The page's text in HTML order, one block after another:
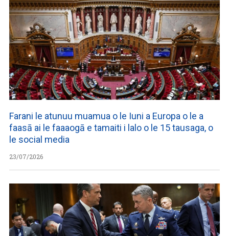
Farani le atunuu muamua o le Iuni a Europa o le a
faasā ai le faaaogā e tamaiti i lalo o le 15 tausaga, o
le social media
23/07/2026